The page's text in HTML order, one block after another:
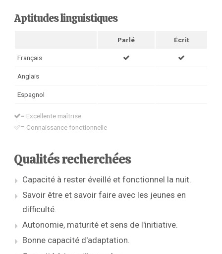
Aptitudes linguistiques
Parlé Écrit
Français
Anglais
Espagnol
= Excellente maîtrise
= Connaissance fonctionnelle
Qualités recherchées
Capacité à rester éveillé et fonctionnel la nuit.
Savoir être et savoir faire avec les jeunes en
difficulté.
Autonomie, maturité et sens de l'initiative.
Bonne capacité d'adaptation.